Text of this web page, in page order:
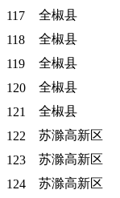
117
全椒县
118
全椒县
119
全椒县
120
全椒县
121
全椒县
122
苏滁高新区
123
苏滁高新区
124
苏滁高新区